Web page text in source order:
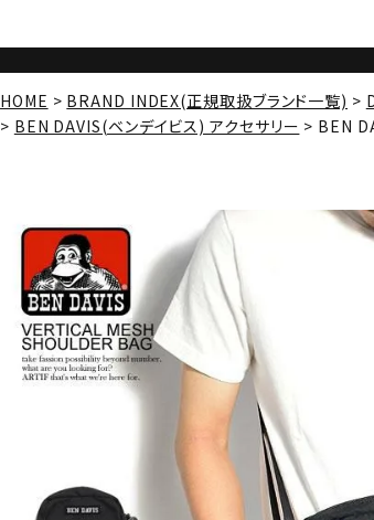
HOME
BRAND INDEX(正規取扱ブランド一覧)
BEN DAVIS(ベンデイビス) アクセサリー
BEN